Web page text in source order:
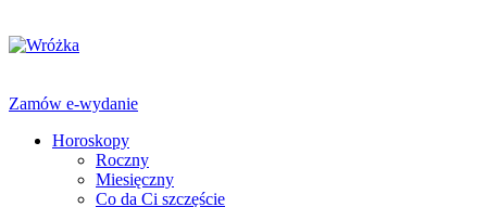
Zamów e-wydanie
Horoskopy
Roczny
Miesięczny
Co da Ci szczęście